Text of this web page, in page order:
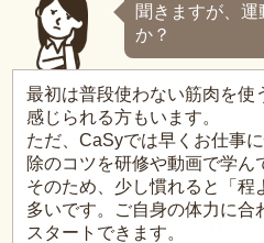
聞きますが、
か？
最初は普段使わない筋肉を使
感じられる方もいます。
ただ、CaSyでは早くお仕事
除のコツを研修や動画で学ん
そのため、少し慣れると「程
多いです。ご自身の体力に合
スタートできます。